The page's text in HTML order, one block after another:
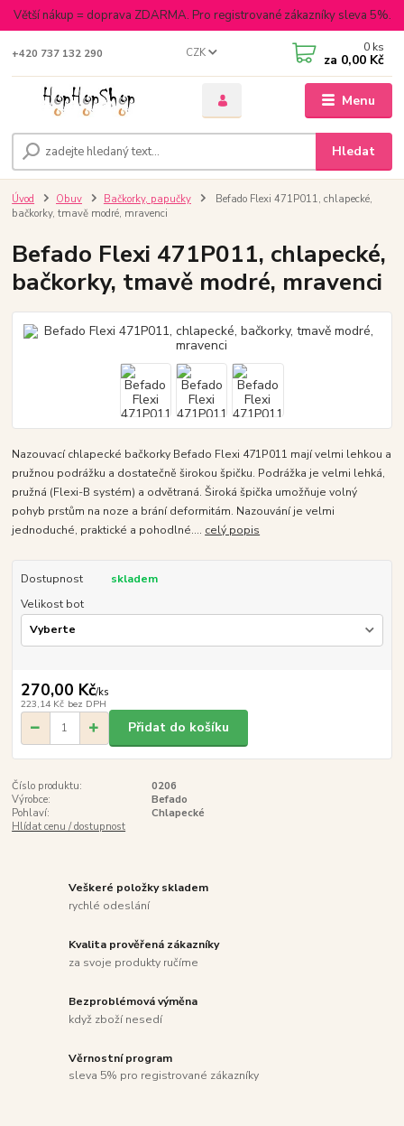
Větší nákup = doprava ZDARMA. Pro registrované zákazníky sleva 5%.
Menu
CZK
Hledat
+420 737 132 290 0 ks
za 0,00 Kč
Úvod Obuv Bačkorky, papučky
Befado Flexi 471P011, chlapecké,
bačkorky, tmavě modré, mravenci
Befado Flexi 471P011, chlapecké,
bačkorky, tmavě modré, mravenci
Nazouvací chlapecké bačkorky Befado Flexi 471P011 mají velmi lehkou a
pružnou podrážku a dostatečně širokou špičku. Podrážka je velmi lehká,
pružná (Flexi-B systém) a odvětraná. Široká špička umožňuje volný
pohyb prstům na noze a brání deformitám. Nazouvání je velmi
jednoduché, praktické a pohodlné.... celý popis
Dostupnost
skladem
Velikost bot
270,00 Kč/ks
223,14 Kč bez DPH
Přidat do košíku
Číslo produktu:
0206
Výrobce:
Befado
Pohlaví:
Chlapecké
Hlídat cenu / dostupnost
Veškeré položky skladem
rychlé odeslání
Kvalita prověřená zákazníky
za svoje produkty ručíme
Bezproblémová výměna
když zboží nesedí
Věrnostní program
sleva 5% pro registrované zákazníky